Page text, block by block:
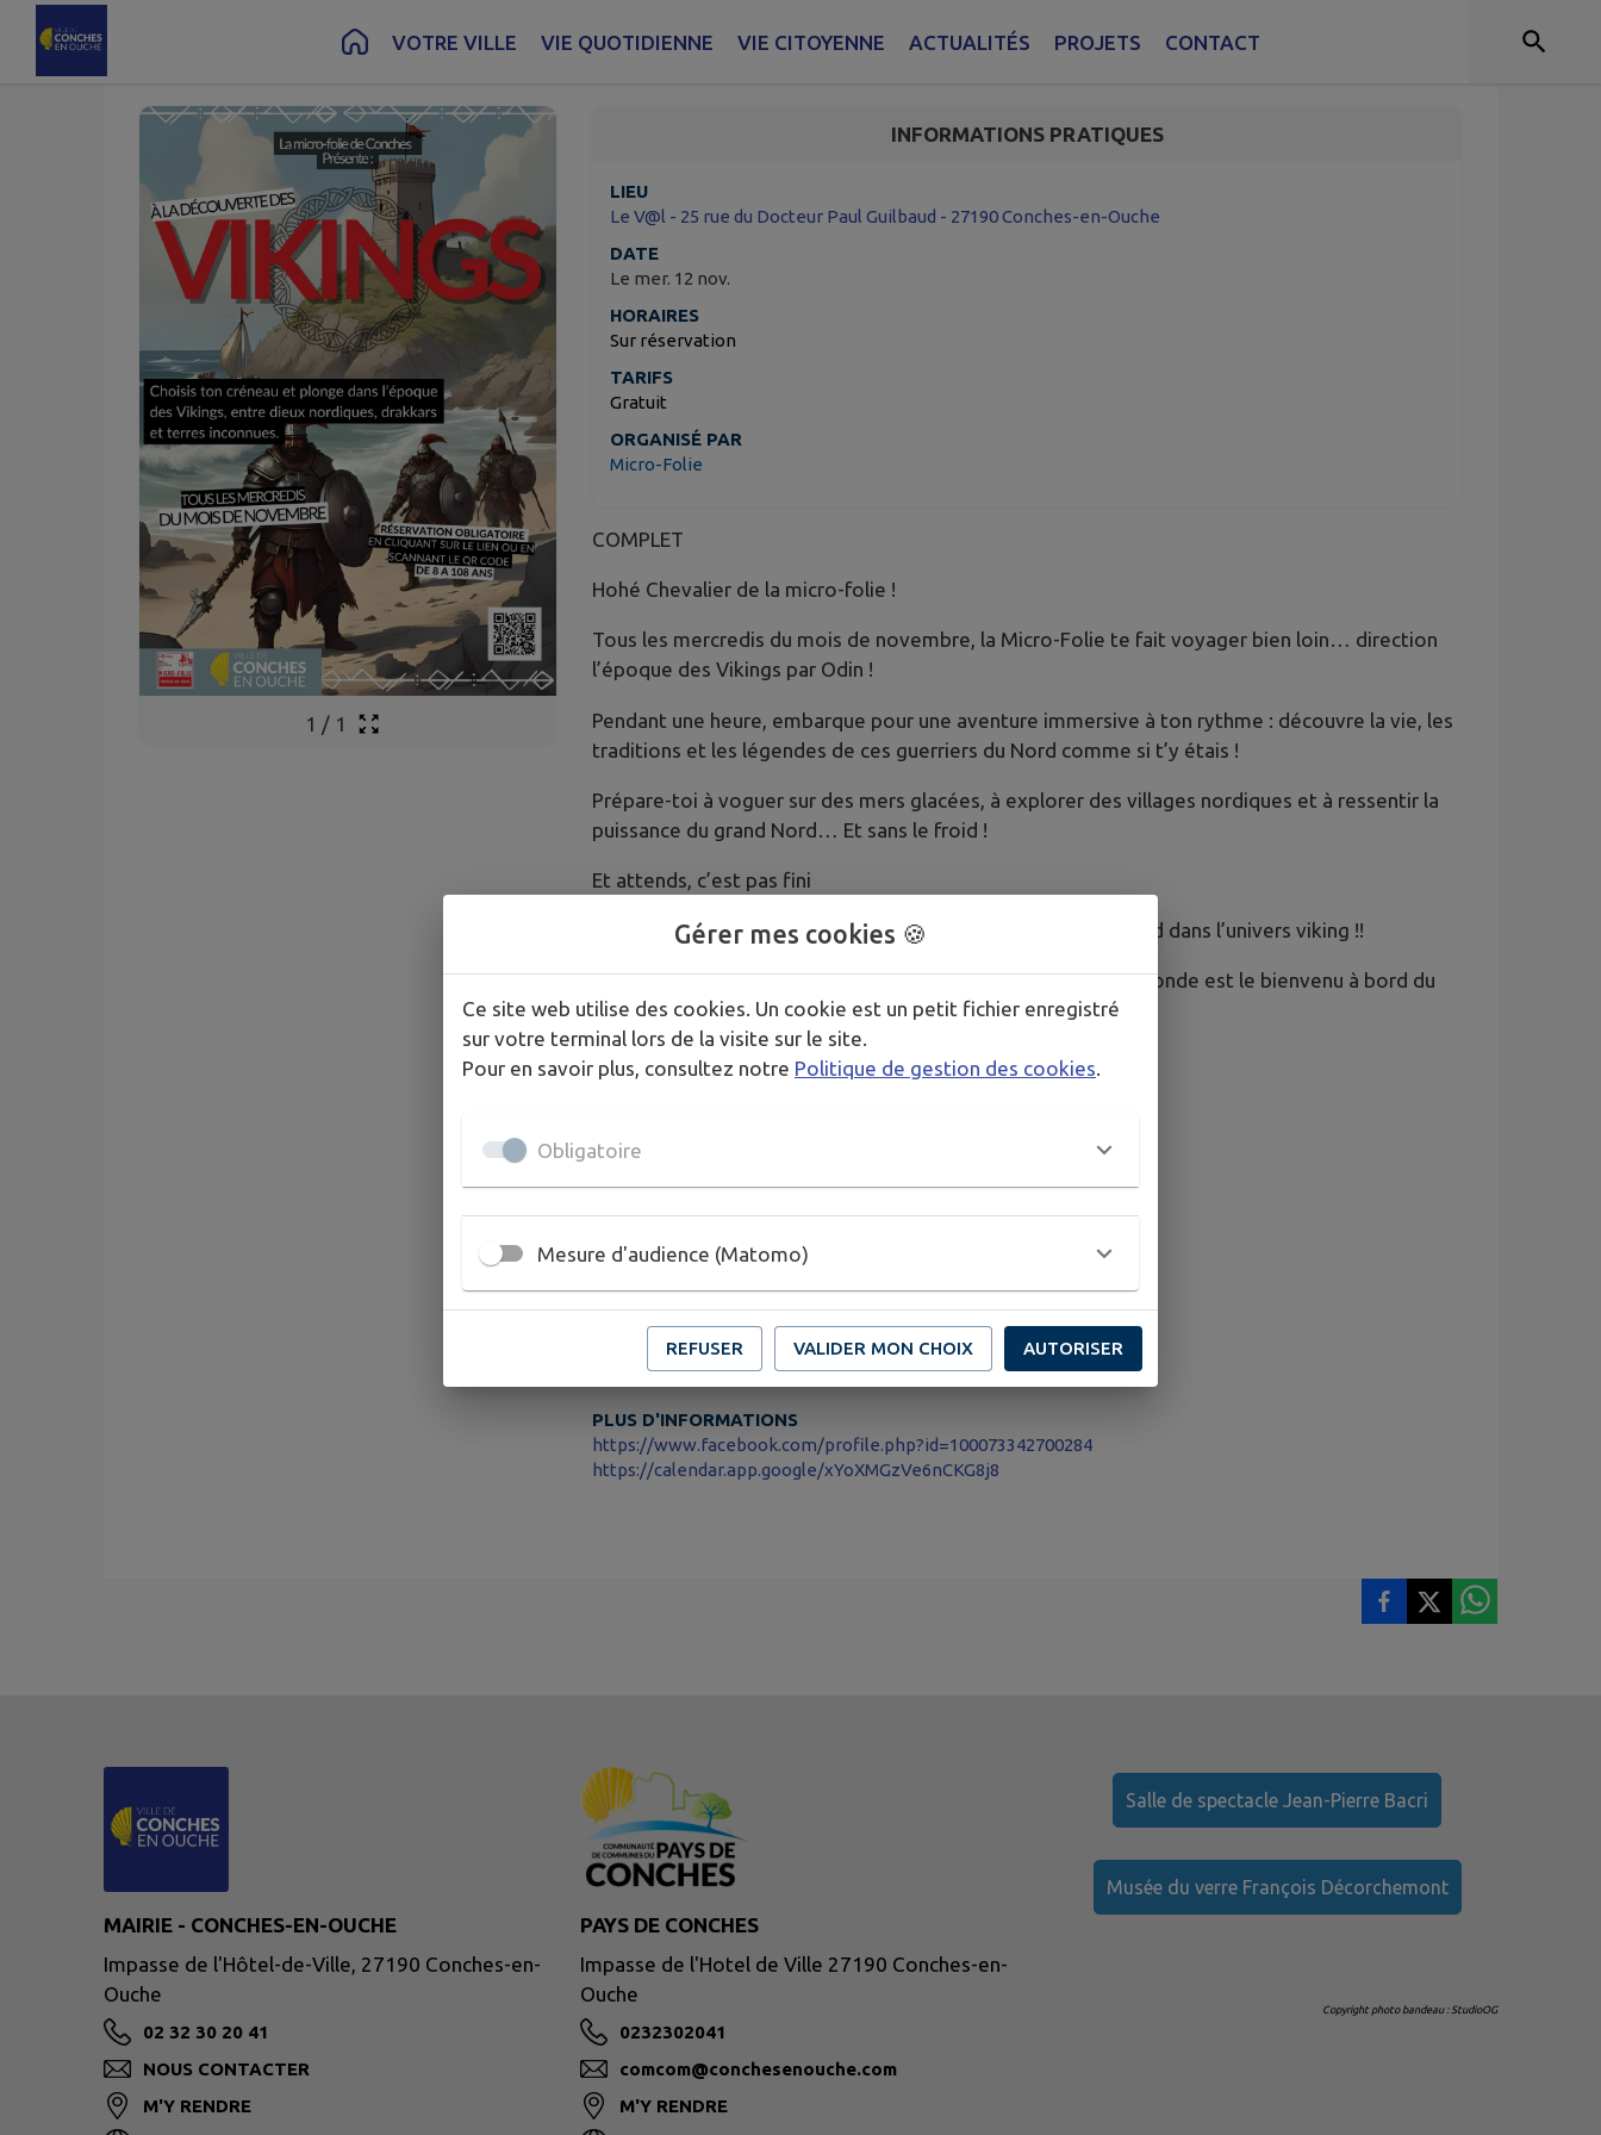
Contenu Pied de page
VOTRE VILLE VIE QUOTIDIENNE VIE CITOYENNE ACTUALITÉS PROJETS CONTACT
12
Mer.
1 / 1
INFORMATIONS PRATIQUES
LIEU
Le V@l - 25 rue du Docteur Paul Guilbaud - 27190 Conches-en-Ouche
DATE
Le mer. 12 nov.
HORAIRES
Sur réservation
TARIFS
Gratuit
ORGANISÉ PAR
Micro-Folie
COMPLET
Hohé Chevalier de la micro-folie !
Tous les mercredis du mois de novembre, la Micro-Folie te fait voyager bien loin… direction
l’époque des Vikings par Odin !
Pendant une heure, embarque pour une aventure immersive à ton rythme : découvre la vie, les
traditions et les légendes de ces guerriers du Nord comme si t’y étais !
Prépare-toi à voguer sur des mers glacées, à explorer des villages nordiques et à ressentir la
puissance du grand Nord… Et sans le froid !
Et attends, c’est pas fini
Une surprise à 360° t’attend pour plonger encore plus profond dans l’univers viking !!
Que tu sois en solo, en duo, en bande ou en famille, tout le monde est le bienvenu à bord du
drakkar canap (Du moment où tu as minimum 8 ans) !
Pense à réserver ton créneau, c’est super simple :
https://calendar.app.google/xYoXMGzVe6nCKG8j8
Besoin de plus d’infos ? Envoie un message à :
dylan.liochon@conchesenouche.com
On t’attend de pied ferme, bouclier en main !
PLUS D'INFORMATIONS
https://www.facebook.com/profile.php?id=100073342700284
https://calendar.app.google/xYoXMGzVe6nCKG8j8
MAIRIE - CONCHES-EN-OUCHE
Impasse de l'Hôtel-de-Ville, 27190 Conches-en-
Ouche
02 32 30 20 41
NOUS CONTACTER
M'Y RENDRE
PAYS DE CONCHES
Impasse de l'Hotel de Ville 27190 Conches-en-
Ouche
0232302041
comcom@conchesenouche.com
M'Y RENDRE
Salle de spectacle Jean-Pierre Bacri
Musée du verre François Décorchemont
Copyright photo bandeau : StudioOG
Gérer mes cookies 🍪
Ce site web utilise des cookies. Un cookie est un petit fichier enregistré
sur votre terminal lors de la visite sur le site.
Pour en savoir plus, consultez notre Politique de gestion des cookies.
Obligatoire
Mesure d'audience (Matomo)
REFUSER VALIDER MON CHOIX AUTORISER